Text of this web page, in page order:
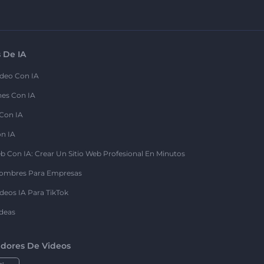
IA
Con IA
Con IA
IA
IA
Con IA: Crear Un Sitio Web Profesional En Minutos
Para Empresas
IA Para TikTok
De Videos